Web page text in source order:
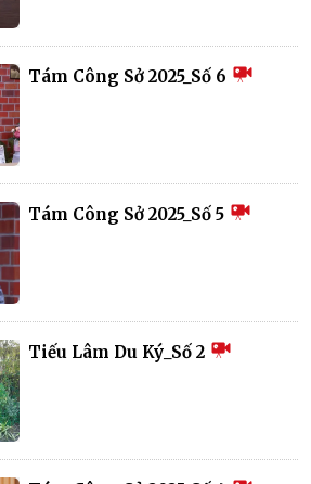
Tám Công Sở 2025_Số 6
Tám Công Sở 2025_Số 5
Tiếu Lâm Du Ký_Số 2